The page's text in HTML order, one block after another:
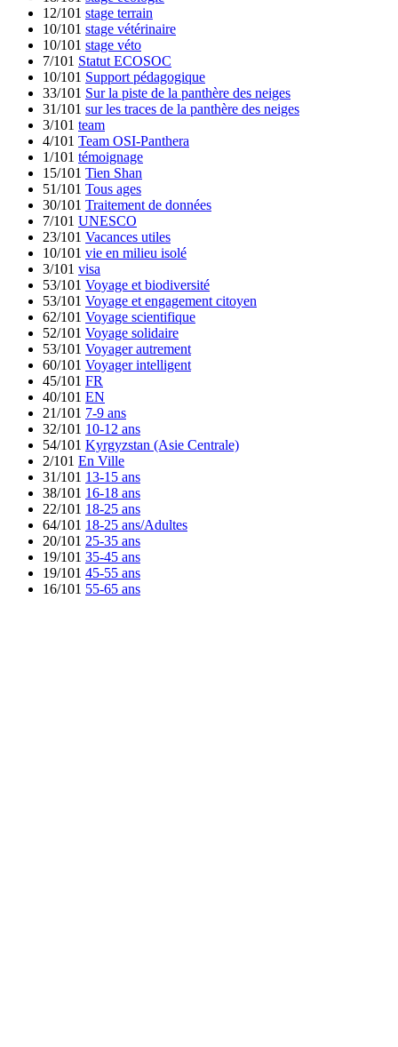
12/101 stage terrain
10/101 stage vétérinaire
10/101 stage véto
7/101 Statut ECOSOC
10/101 Support pédagogique
33/101 Sur la piste de la panthère des neiges
31/101 sur les traces de la panthère des neiges
3/101 team
4/101 Team OSI-Panthera
1/101 témoignage
15/101 Tien Shan
51/101 Tous ages
30/101 Traitement de données
7/101 UNESCO
23/101 Vacances utiles
10/101 vie en milieu isolé
3/101 visa
53/101 Voyage et biodiversité
53/101 Voyage et engagement citoyen
62/101 Voyage scientifique
52/101 Voyage solidaire
53/101 Voyager autrement
60/101 Voyager intelligent
45/101 FR
40/101 EN
21/101 7-9 ans
32/101 10-12 ans
54/101 Kyrgyzstan (Asie Centrale)
2/101 En Ville
31/101 13-15 ans
38/101 16-18 ans
22/101 18-25 ans
64/101 18-25 ans/Adultes
20/101 25-35 ans
19/101 35-45 ans
19/101 45-55 ans
16/101 55-65 ans